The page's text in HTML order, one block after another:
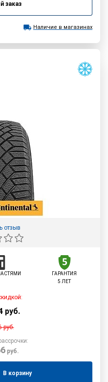
заказ
Наличие в магазинах
отзыв
ГАРАНТИЯ
5 ЛЕТ
руб.
руб.
руб.
В корзину